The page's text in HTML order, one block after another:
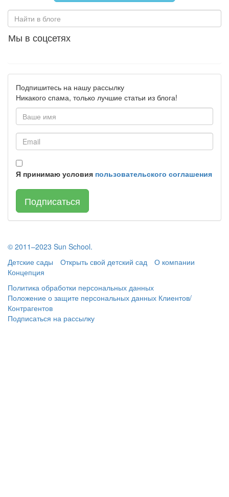
Мы в соцсетях
Подпишитесь на нашу рассылку
Никакого спама, только лучшие статьи из блога!
Я принимаю условия пользовательского соглашения
Подписаться
© 2011–2023 Sun School.
Детские сады
Открыть свой детский сад
О компании
Концепция
Политика обработки персональных данных
Положение о защите персональных данных Клиентов/
Контрагентов
Подписаться на рассылку